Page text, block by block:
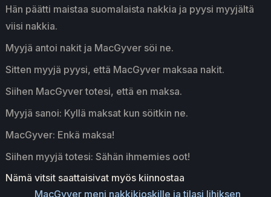
Hän päätti maistaa suomalaista nakkia ja pyysi myyjältä
viisi nakkia.
Myyjä antoi nakit ja MacGyver söi ne.
Sitten myyjä pyysi, että MacGyver maksaa nakit.
Siihen MacGyver totesi, että en maksa.
Myyjä sanoi: Kyllä maksat kun söitkin ne.
MacGyver: Enkä maksa!
Siihen myyjä totesi: Sähän ihmemies oot!
Nämä vitsit saattaisivat myös kiinnostaa
MacGyver meni nakkikioskille ja tilasi lihiksen